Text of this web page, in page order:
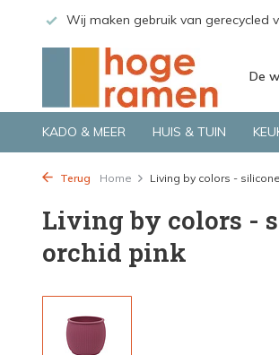
Wij maken gebruik van gerecycled
De
KADO & MEER HUIS & TUIN
Terug Home Living by colors -
Living by colors -
orchid pink